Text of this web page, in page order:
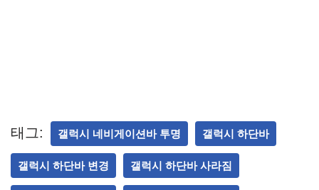
태그: 갤럭시 네비게이션바 투명 갤럭시 하단바
갤럭시 하단바 변경 갤럭시 하단바 사라짐